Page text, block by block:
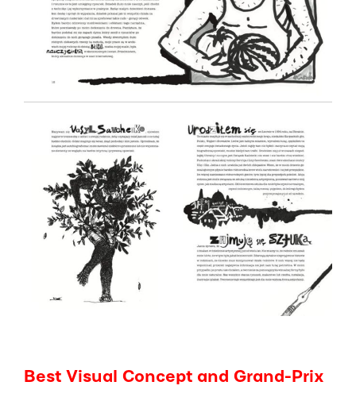
Best Visual Concept and Grand-Prix